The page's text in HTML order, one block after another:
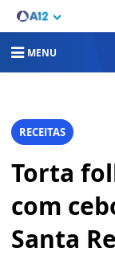
MENU
RECEITAS
Torta
com
Santa